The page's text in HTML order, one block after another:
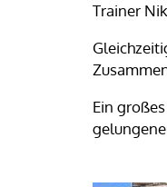
Trainer
Ein